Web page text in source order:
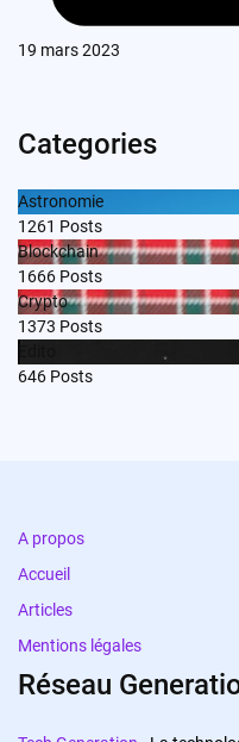
19 mars 2023
Categories
Astronomie
1261 Posts
Blockchain
1666 Posts
Crypto
1373 Posts
646 Posts
A propos
Accueil
Articles
Mentions légales
Réseau